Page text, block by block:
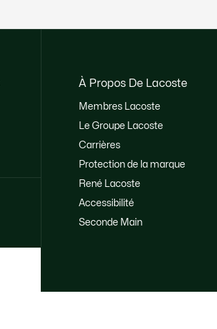
À Propos De Lacoste
Membres Lacoste
Le Groupe Lacoste
Carrières
Protection de la marque
René Lacoste
Accessibilité
Seconde Main